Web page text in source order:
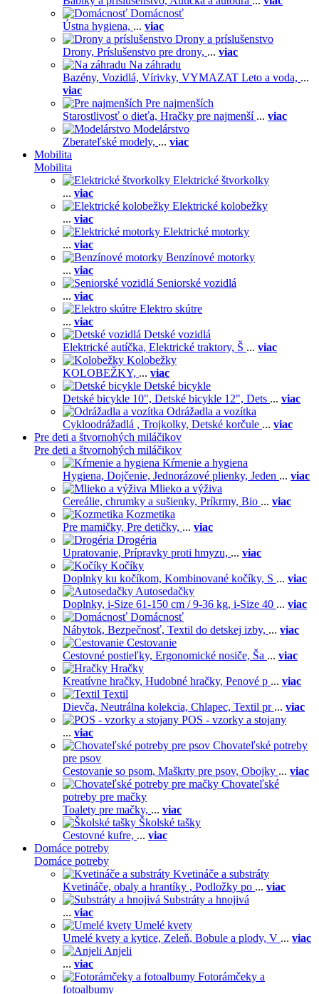
Domácnosť
Ústna hygiena, ... viac
Drony a príslušenstvo
Drony, Príslušenstvo pre drony, ... viac
Na záhradu
Bazény, Vozidlá, Vírivky, VYMAZAT Leto a voda, ...
viac
Pre najmenších
Starostlivosť o dieťa, Hračky pre najmenší ... viac
Modelárstvo
Zberateľské modely, ... viac
Mobilita
Mobilita
Elektrické štvorkolky
... viac
Elektrické kolobežky
... viac
Elektrické motorky
... viac
Benzínové motorky
... viac
Seniorské vozidlá
... viac
Elektro skútre
... viac
Detské vozidlá
Elektrické autíčka, Elektrické traktory, Š ... viac
Kolobežky
KOLOBEŽKY, ... viac
Detské bicykle
Detské bicykle 10", Detské bicykle 12", Dets ... viac
Odrážadla a vozítka
Cykloodrážadlá , Trojkolky, Detské korčule ... viac
Pre deti a štvornohých miláčikov
Pre deti a štvornohých miláčikov
Kŕmenie a hygiena
Hygiena, Dojčenie, Jednorázové plienky, Jeden ... viac
Mlieko a výživa
Cereálie, chrumky a sušienky, Príkrmy, Bio ... viac
Kozmetika
Pre mamičky, Pre detičky, ... viac
Drogéria
Upratovanie, Prípravky proti hmyzu, ... viac
Kočíky
Doplnky ku kočíkom, Kombinované kočíky, S ... viac
Autosedačky
Doplnky, i-Size 61-150 cm / 9-36 kg, i-Size 40 ... viac
Domácnosť
Nábytok, Bezpečnosť, Textil do detskej izby, ... viac
Cestovanie
Cestovné postieľky, Ergonomické nosiče, Ša ... viac
Hračky
Kreatívne hračky, Hudobné hračky, Penové p ... viac
Textil
Dievča, Neutrálna kolekcia, Chlapec, Textil pr ... viac
POS - vzorky a stojany
... viac
Chovateľské potreby
pre psov
Cestovanie so psom, Maškrty pre psov, Obojky ... viac
Chovateľské
potreby pre mačky
Toalety pre mačky, ... viac
Školské tašky
Cestovné kufre, ... viac
Domáce potreby
Domáce potreby
Kvetináče a substráty
Kvetináče, obaly a hrantíky , Podložky po ... viac
Substráty a hnojivá
... viac
Umelé kvety
Umelé kvety a kytice, Zeleň, Bobule a plody, V ... viac
Anjeli
... viac
Fotorámčeky a
fotoalbumy